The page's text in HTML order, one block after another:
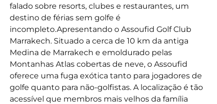
falado sobre resorts, clubes e restaurantes, um
destino de férias sem golfe é
incompleto.Apresentando o Assoufid Golf Club
Marrakech. Situado a cerca de 10 km da antiga
Medina de Marrakech e emoldurado pelas
Montanhas Atlas cobertas de neve, o Assoufid
oferece uma fuga exótica tanto para jogadores de
golfe quanto para não-golfistas. A localização é tão
acessível que membros mais velhos da família